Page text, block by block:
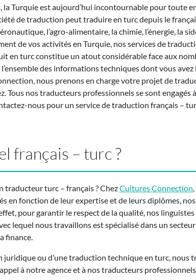
Turquie est aujourd’hui incontournable pour toute
de traduction peut traduire en turc depuis le
l’agro-alimentaire, la chimie, l’énergie, la
de vos activités en Turquie, nos services de
en turc constitue un atout considérable face aux
des informations techniques dont vous avez
nous prenons en charge votre projet de
Tous nos traducteurs professionnels se sont engagés
nous pour un service de traduction français –
français – turc ?
traducteur turc – français ? ChezCultures Connection
en fonction de leur expertise et de leurs diplômes,
pour garantir le respect de la qualité, nos
lequel nous travaillons est spécialisé dans un
finance.
juridique ou d’une traduction technique en turc, nous
à notre agence et à nos traducteurs